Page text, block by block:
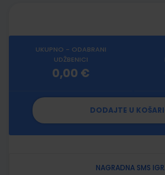
UKUPNO - ODABRANI
UDŽBENICI
0,00 €
DODAJTE U
NAGRADNA SMS